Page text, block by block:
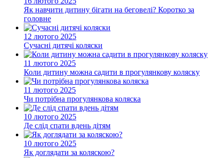
Як навчити дитину бігати на беговелі? Коротко за
головне
12 лютого 2025
Сучасні дитячі коляски
11 лютого 2025
Коли дитину можна садити в прогулянкову коляску
11 лютого 2025
Чи потрібна прогулянкова коляска
10 лютого 2025
Де слід спати вдень дітям
10 лютого 2025
Як доглядати за коляскою?